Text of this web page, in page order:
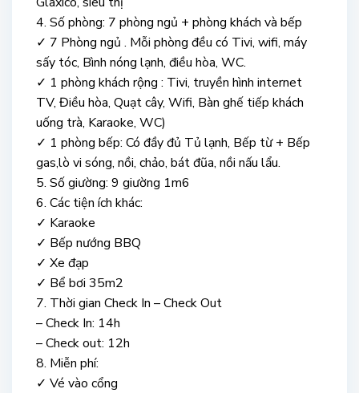
4. Số phòng: 7 phòng ngủ + phòng khách và bếp
✓ 7 Phòng ngủ . Mỗi phòng đều có Tivi, wifi, máy
sấy tóc, Bình nóng lạnh, điều hòa, WC.
✓ 1 phòng khách rộng : Tivi, truyền hình internet
TV, Điều hòa, Quạt cây, Wifi, Bàn ghế tiếp khách
uống trà, Karaoke, WC)
✓ 1 phòng bếp: Có đầy đủ Tủ lạnh, Bếp từ + Bếp
gas,lò vi sóng, nồi, chảo, bát đũa, nồi nấu lẩu.
5. Số giường: 9 giường 1m6
6. Các tiện ích khác:
✓ Karaoke
✓ Bếp nướng BBQ
✓ Xe đạp
✓ Bể bơi 35m2
7. Thời gian Check In – Check Out
– Check In: 14h
– Check out: 12h
8. Miễn phí:
✓ Vé vào cổng